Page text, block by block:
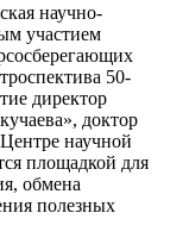
научно-
участием
50-
директор
доктор
научной
площадкой для
обмена
полезных